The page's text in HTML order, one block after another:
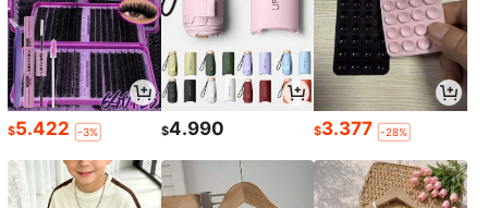
$5.422 -3% $4.990 $3.377 -28%